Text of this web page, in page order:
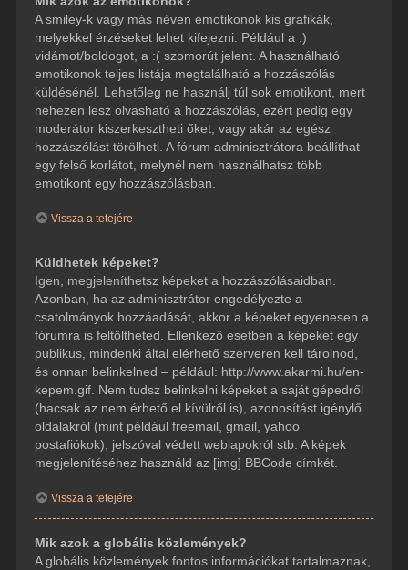
A smiley-k vagy más néven emotikonok kis grafikák,
melyekkel érzéseket lehet kifejezni. Például a :)
vidámot/boldogot, a :( szomorút jelent. A használható
emotikonok teljes listája megtalálható a hozzászólás
küldésénél. Lehetőleg ne használj túl sok emotikont, mert
nehezen lesz olvasható a hozzászólás, ezért pedig egy
moderátor kiszerkesztheti őket, vagy akár az egész
hozzászólást törölheti. A fórum adminisztrátora beállíthat
egy felső korlátot, melynél nem használhatsz több
emotikont egy hozzászólásban.
Vissza a tetejére
Küldhetek képeket?
Igen, megjeleníthetsz képeket a hozzászólásaidban.
Azonban, ha az adminisztrátor engedélyezte a
csatolmányok hozzáadását, akkor a képeket egyenesen a
fórumra is feltöltheted. Ellenkező esetben a képeket egy
publikus, mindenki által elérhető szerveren kell tárolnod,
és onnan belinkelned – például: http://www.akarmi.hu/en-
kepem.gif. Nem tudsz belinkelni képeket a saját gépedről
(hacsak az nem érhető el kívülről is), azonosítást igénylő
oldalakról (mint például freemail, gmail, yahoo
postafiókok), jelszóval védett weblapokról stb. A képek
megjelenítéséhez használd az [img] BBCode címkét.
Vissza a tetejére
Mik azok a globális közlemények?
A globális közlemények fontos információkat tartalmaznak,